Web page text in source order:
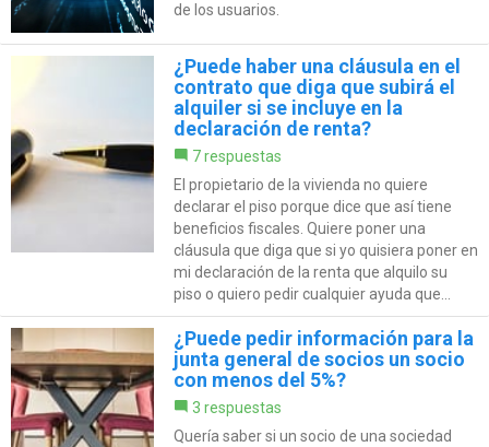
de los usuarios.
¿Puede haber una cláusula en el
contrato que diga que subirá el
alquiler si se incluye en la
declaración de renta?
7 respuestas
El propietario de la vivienda no quiere
declarar el piso porque dice que así tiene
beneficios fiscales. Quiere poner una
cláusula que diga que si yo quisiera poner en
mi declaración de la renta que alquilo su
piso o quiero pedir cualquier ayuda que...
¿Puede pedir información para la
junta general de socios un socio
con menos del 5%?
3 respuestas
Quería saber si un socio de una sociedad